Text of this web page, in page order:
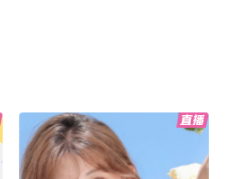
不上班我赚钱养你呀#顶尖舞者
#被国风硬控了 #2026关注流国